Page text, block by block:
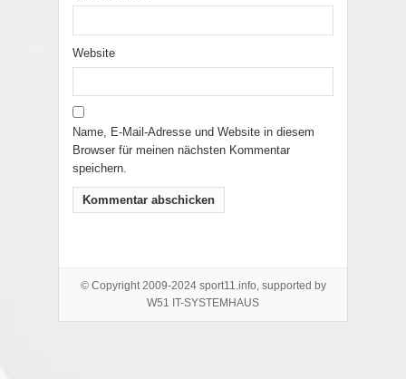
Website
Name, E-Mail-Adresse und Website in diesem
Browser für meinen nächsten Kommentar
speichern.
© Copyright 2009-2024 sport11.info, supported by
W51 IT-SYSTEMHAUS